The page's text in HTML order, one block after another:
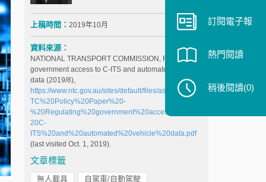
上稿時間： 2019年10月
資料來源：
NATIONAL TRANSPORT COMMISSION, Regulating
government access to C-ITS and automated vehicle
data (2019/8),
https://www.ntc.gov.au/sites/default/files/assets/files/N
TC%20Policy%20Paper%20-
%20Regulating%20government%20access%20to%
20C-
ITS%20and%20automated%20vehicle%20data.pdf
(last visited Oct. 1, 2019).
文章標籤
無人載具 自駕車/自動駕駛
訂閱電子報
熱門閱讀
稍後閱讀(0)